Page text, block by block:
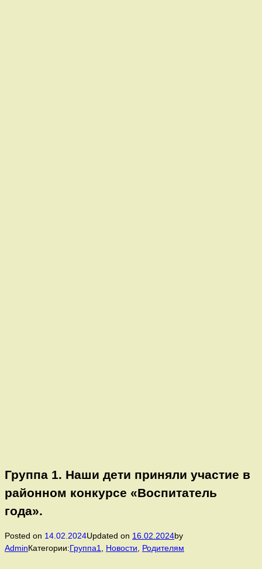
Группа 1. Наши дети приняли участие в
районном конкурсе «Воспитатель
года».
Posted on 14.02.2024Updated on 16.02.2024by
AdminКатегории:Группа1, Новости, Родителям